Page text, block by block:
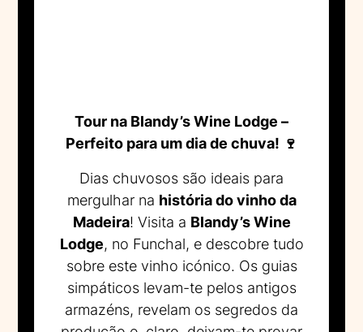
Tour na Blandy’s Wine Lodge –
Perfeito para um dia de chuva! 🍷
Dias chuvosos são ideais para
mergulhar na história do vinho da
Madeira! Visita a Blandy’s Wine
Lodge, no Funchal, e descobre tudo
sobre este vinho icónico. Os guias
simpáticos levam-te pelos antigos
armazéns, revelam os segredos da